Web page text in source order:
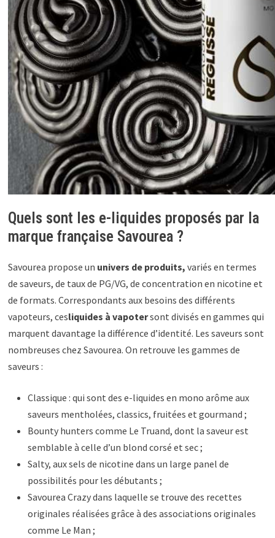
Quels sont les e-liquides proposés par la
marque française Savourea ?
Savourea propose un univers de produits,variés en termes
de saveurs, de taux de PG/VG, de concentration en nicotine et
de formats. Correspondants aux besoins des différents
vapoteurs, cesliquides à vapotersont divisés en gammes qui
marquent davantage la différence d’identité. Les saveurs sont
nombreuses chez Savourea. On retrouve les gammes de
saveurs :
Classique : qui sont des e-liquides en mono arôme aux
saveurs mentholées, classics, fruitées et gourmand ;
Bounty hunters comme Le Truand, dont la saveur est
semblable à celle d’un blond corsé et sec ;
Salty, aux sels de nicotine dans un large panel de
possibilités pour les débutants ;
Savourea Crazy dans laquelle se trouve des recettes
originales réalisées grâce à des associations originales
comme Le Man ;